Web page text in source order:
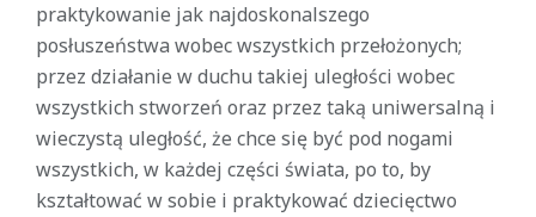
praktykowanie jak najdoskonalszego
posłuszeństwa wobec wszystkich przełożonych;
przez działanie w duchu takiej uległości wobec
wszystkich stworzeń oraz przez taką uniwersalną i
wieczystą uległość, że chce się być pod nogami
wszystkich, w każdej części świata, po to, by
kształtować w sobie i praktykować dziecięctwo